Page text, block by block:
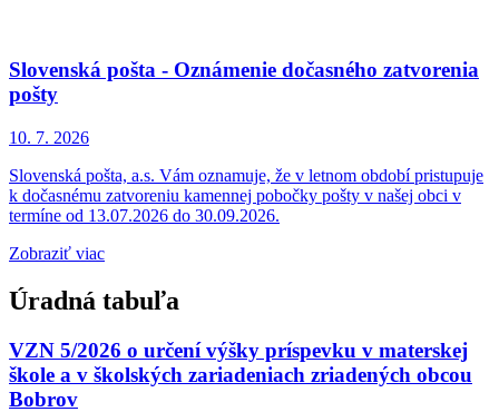
Slovenská pošta - Oznámenie dočasného zatvorenia
pošty
10. 7. 2026
Slovenská pošta, a.s. Vám oznamuje, že v letnom období pristupuje
k dočasnému zatvoreniu kamennej pobočky pošty v našej obci v
termíne od 13.07.2026 do 30.09.2026.
Zobraziť viac
Úradná tabuľa
VZN 5/2026 o určení výšky príspevku v materskej
škole a v školských zariadeniach zriadených obcou
Bobrov